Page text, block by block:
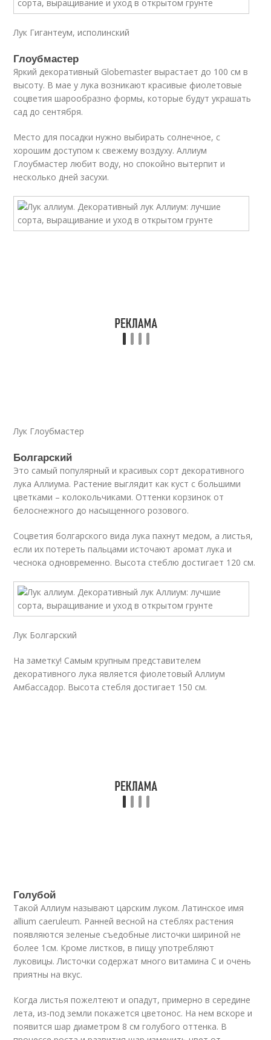
Лук Гигантеум, исполинский
Глоубмастер
Яркий декоративный Globemaster вырастает до 100 см в
высоту. В мае у лука возникают красивые фиолетовые
соцветия шарообразно формы, которые будут украшать
сад до сентября.
Место для посадки нужно выбирать солнечное, с
хорошим доступом к свежему воздуху. Аллиум
Глоубмастер любит воду, но спокойно вытерпит и
несколько дней засухи.
Лук Глоубмастер
Болгарский
Это самый популярный и красивых сорт декоративного
лука Аллиума. Растение выглядит как куст с большими
цветками – колокольчиками. Оттенки корзинок от
белоснежного до насыщенного розового.
Соцветия болгарского вида лука пахнут медом, а листья,
если их потереть пальцами источают аромат лука и
чеснока одновременно. Высота стеблю достигает 120 см.
Лук Болгарский
На заметку! Самым крупным представителем
декоративного лука является фиолетовый Аллиум
Амбассадор. Высота стебля достигает 150 см.
Голубой
Такой Аллиум называют царским луком. Латинское имя
allium caeruleum. Ранней весной на стеблях растения
появляются зеленые съедобные листочки шириной не
более 1см. Кроме листков, в пищу употребляют
луковицы. Листочки содержат много витамина С и очень
приятны на вкус.
Когда листья пожелтеют и опадут, примерно в середине
лета, из-под земли покажется цветонос. На нем вскоре и
появится шар диаметром 8 см голубого оттенка. В